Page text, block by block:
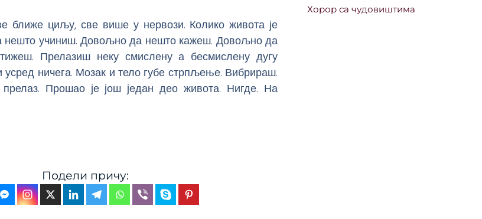
ближе циљу, све више у нервози. Колико живота је
учиниш. Довољно да нешто кажеш. Довољно да
Прелазиш неку смислену а бесмислену дугу
усред ничега. Мозак и тело губе стрпљење. Вибрираш.
Прошао је још један део живота. Нигде. На
Подели причу:
Хорор са чудовиштима